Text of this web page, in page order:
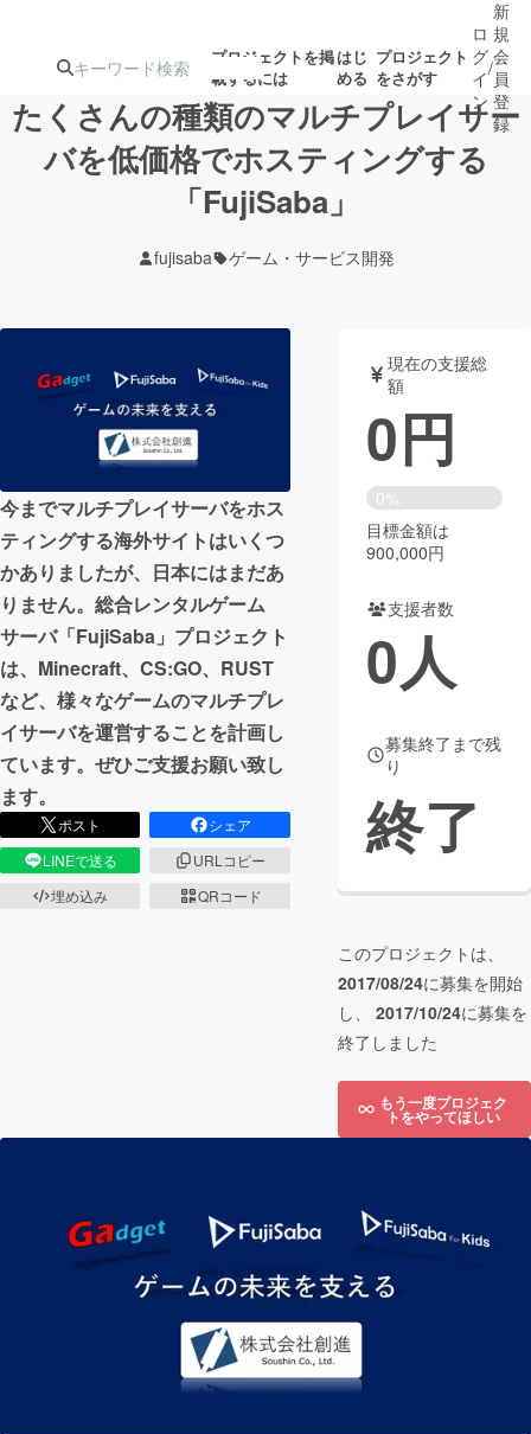
プロジェクトを掲
載するには
はじ
める
プロジェクト
をさがす
注目の新着プロ募集終了が近いプ
テクノロジー・ガジェット
映像・映画 書籍・雑誌
ビジネス・起業 チャレンジ
まちづくり・地域活性化
CAMPFIRE for Social Good
CAMPFIRE Creation
CAMPFIREふるさと納税
コミュニティ
ロ
グ
イ
ン
/
新
規
会
員
登
録
たくさんの種類のマルチプレイサー
バを低価格でホスティングする
「FujiSaba」
fujisaba ゲーム・サービス開発
今までマルチプレイサーバをホス
ティングする海外サイトはいくつ
かありましたが、日本にはまだあ
りません。総合レンタルゲーム
サーバ「FujiSaba」プロジェクト
は、Minecraft、CS:GO、RUST
など、様々なゲームのマルチプレ
イサーバを運営することを計画し
ています。ぜひご支援お願い致し
ます。
ポスト
シェア
LINEで送る
URLコピー
埋め込み
QRコード
現在の支援総
額
0円
0%
目標金額は
900,000円
支援者数
0人
募集終了まで残
り
終了
このプロジェクトは、
2017/08/24に募集を開始
し、 2017/10/24に募集を
終了しました
もう一度プロジェク
トをやってほしい